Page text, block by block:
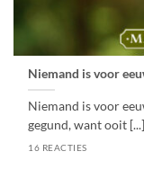
Niemand is voor
Niemand is voor
gegund, want ooit [...]
16 REACTIES